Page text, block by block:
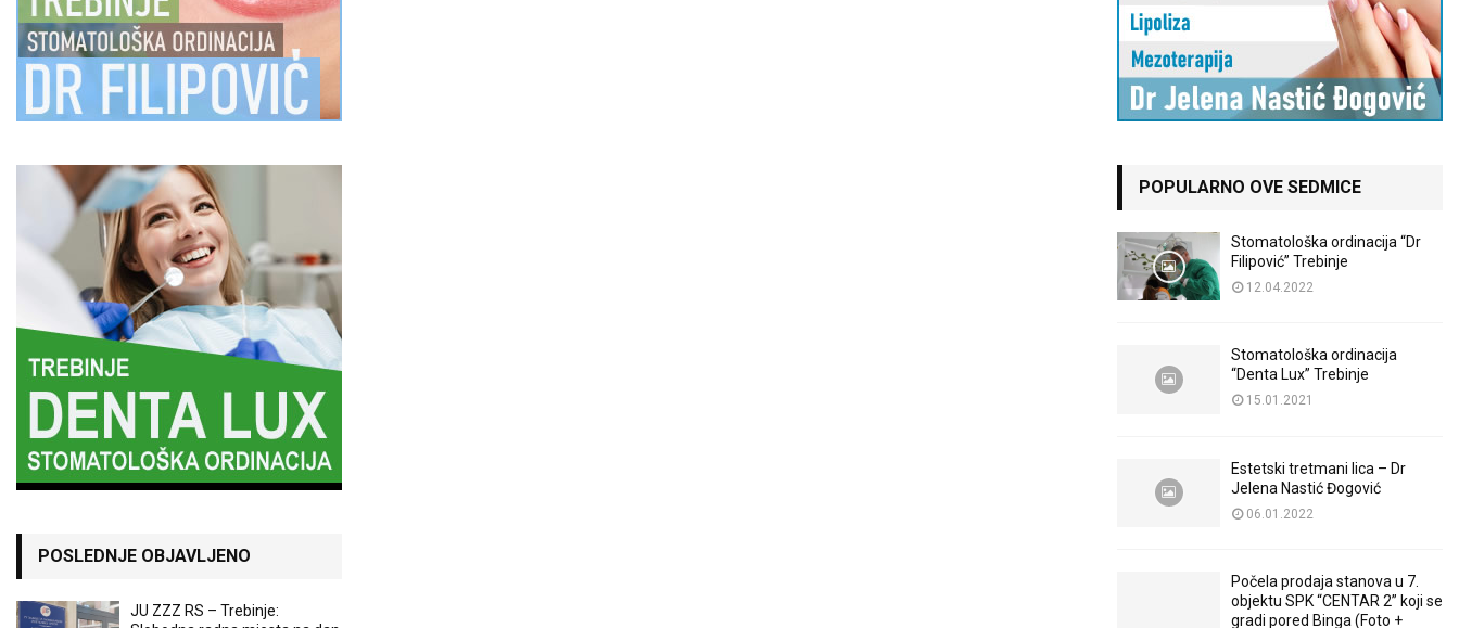
POSLEDNJE OBJAVLJENO
JU ZZZ RS – Trebinje:
POPULARNO OVE SEDMICE
Stomatološka ordinacija “Dr
Filipović” Trebinje
12.04.2022
Stomatološka ordinacija
“Denta Lux” Trebinje
15.01.2021
Estetski tretmani lica – Dr
Jelena Nastić Đogović
06.01.2022
Počela prodaja stanova u 7.
objektu SPK “CENTAR 2” koji se
gradi pored Binga (Foto +